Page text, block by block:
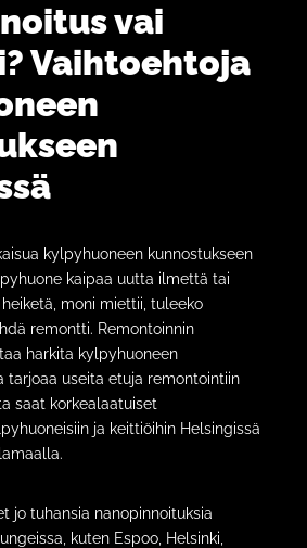
vai
Vaihtoehtoja
kylpyhuoneen kunnostukseen
kaipaa uutta ilmettä tai
moni miettii, tuleeko
remontti. Remontoinnin
harkita kylpyhuoneen
tarjoaa useita etuja remontointiin
saat korkealaatuiset
ja keittiöihin Helsingissä
jo tuhansia nanopinnoituksia
kuten Espoo, Helsinki,